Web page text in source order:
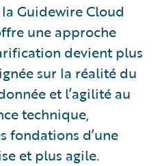
Guidewire Cloud
une approche
devient plus
sur la réalité du
et l’agilité au
technique,
fondations d’une
et plus agile.